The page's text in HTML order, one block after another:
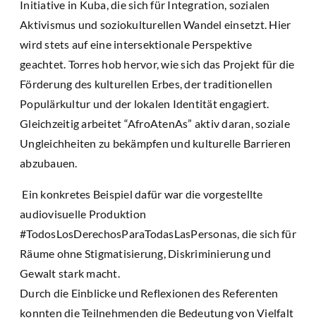
Initiative in Kuba, die sich für Integration, sozialen
Aktivismus und soziokulturellen Wandel einsetzt. Hier
wird stets auf eine intersektionale Perspektive
geachtet. Torres hob hervor, wie sich das Projekt für die
Förderung des kulturellen Erbes, der traditionellen
Populärkultur und der lokalen Identität engagiert.
Gleichzeitig arbeitet “AfroAtenAs” aktiv daran, soziale
Ungleichheiten zu bekämpfen und kulturelle Barrieren
abzubauen.
Ein konkretes Beispiel dafür war die vorgestellte
audiovisuelle Produktion
#TodosLosDerechosParaTodasLasPersonas, die sich für
Räume ohne Stigmatisierung, Diskriminierung und
Gewalt stark macht.
Durch die Einblicke und Reflexionen des Referenten
konnten die Teilnehmenden die Bedeutung von Vielfalt